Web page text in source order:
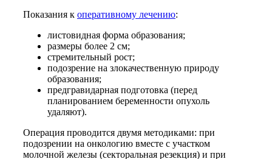
Показания к оперативному лечению:
листовидная форма образования;
размеры более 2 см;
стремительный рост;
подозрение на злокачественную природу
образования;
предгравидарная подготовка (перед
планированием беременности опухоль
удаляют).
Операция проводится двумя методиками: при
подозрении на онкологию вместе с участком
молочной железы (секторальная резекция) и при